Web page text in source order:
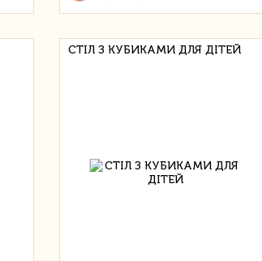
СТІЛ З КУБИКАМИ ДЛЯ ДІТЕЙ